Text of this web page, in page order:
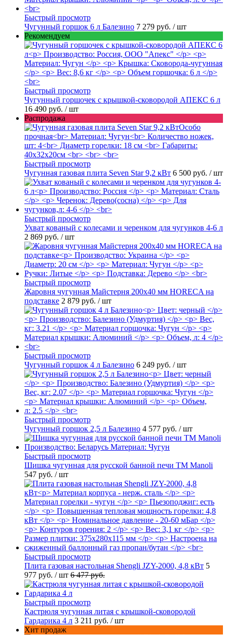
Быстрый просмотр
Чугунный горшок 6 л Балезино 7 279 руб. / шт
Рекомендуем
Быстрый просмотр
Чугунный горшочек с крышкой-сковородой АПЕКС 6 л
16 490 руб. / шт
Распродажа
Быстрый просмотр
Чугунная газовая плита Seven Star 9,2 кВт 6 500 руб. / шт
Быстрый просмотр
Ухват кованый с колесами и черенком для чугунков 4-6 л
2 869 руб. / шт
Быстрый просмотр
Жаровня чугунная Майстерня 200х40 мм HORECA на
подставке 2 879 руб. / шт
Быстрый просмотр
Чугунный горшок 4 л Балезино 6 249 руб. / шт
Быстрый просмотр
Чугунный горшок 2,5 л Балезино 4 577 руб. / шт
Быстрый просмотр
Шишка чугунная для русской банной печи ТМ Manoli
547 руб. / шт
Быстрый просмотр
Плита газовая настольная Shengli JZY-2000, 4,8 кВт 5
977 руб. / шт 6 477 руб.
Быстрый просмотр
Кастрюля чугунная литая с крышкой-сковородой
Гардарика 4 л 3 211 руб. / шт
Хит продаж